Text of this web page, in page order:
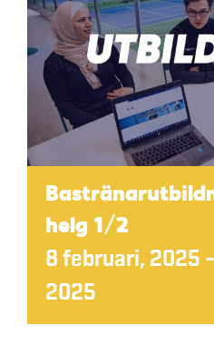
helg 1/2
8 februari, 2025 –
2025